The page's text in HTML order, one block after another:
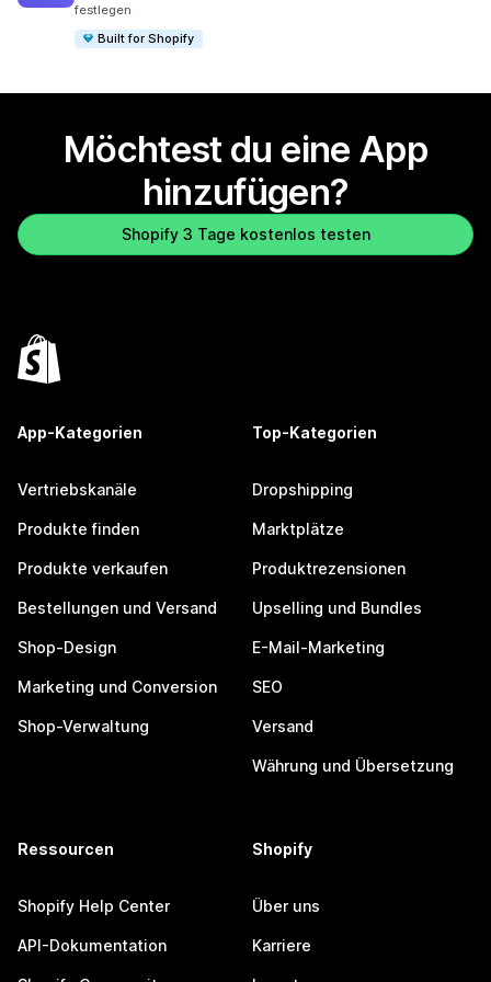
festlegen
Built for Shopify
Möchtest du eine App
hinzufügen?
Shopify 3 Tage kostenlos testen
App-Kategorien
Vertriebskanäle
Produkte finden
Produkte verkaufen
Bestellungen und Versand
Shop-Design
Marketing und Conversion
Shop-Verwaltung
Top-Kategorien
Dropshipping
Marktplätze
Produktrezensionen
Upselling und Bundles
E-Mail-Marketing
SEO
Versand
Währung und Übersetzung
Ressourcen
Shopify Help Center
API-Dokumentation
Shopify
Über uns
Karriere